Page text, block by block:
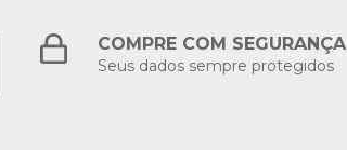
COMPRE COM SEGURANÇA
Seus dados sempre protegidos